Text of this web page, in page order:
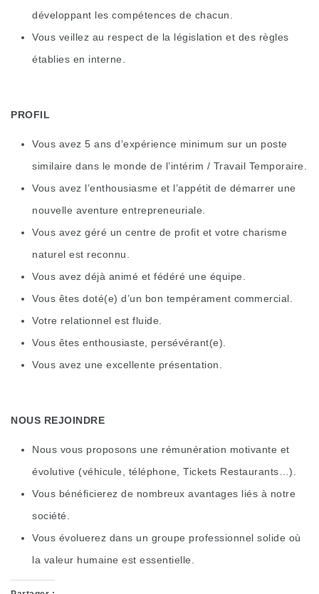
développant les compétences de chacun.
Vous veillez au respect de la législation et des règles
établies en interne.
PROFIL
Vous avez 5 ans d’expérience minimum sur un poste
similaire dans le monde de l’intérim / Travail Temporaire.
Vous avez l’enthousiasme et l’appétit de démarrer une
nouvelle aventure entrepreneuriale.
Vous avez géré un centre de profit et votre charisme
naturel est reconnu.
Vous avez déjà animé et fédéré une équipe.
Vous êtes doté(e) d’un bon tempérament commercial.
Votre relationnel est fluide.
Vous êtes enthousiaste, persévérant(e).
Vous avez une excellente présentation.
NOUS REJOINDRE
Nous vous proposons une rémunération motivante et
évolutive (véhicule, téléphone, Tickets Restaurants…).
Vous bénéficierez de nombreux avantages liés à notre
société.
Vous évoluerez dans un groupe professionnel solide où
la valeur humaine est essentielle.